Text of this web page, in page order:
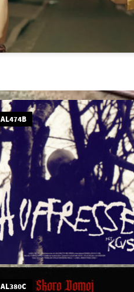
AL474B
AL380C